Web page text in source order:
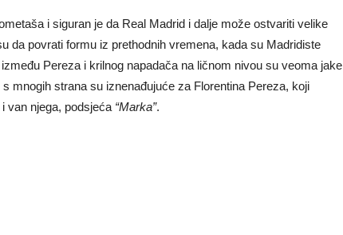
i siguran je da Real Madrid i dalje može ostvariti velike
da povrati formu iz prethodnih vremena, kada su Madridiste
Pereza i krilnog napadača na ličnom nivou su veoma jake
mnogih strana su iznenađujuće za Florentina Pereza, koji
van njega, podsjeća “Marka”.